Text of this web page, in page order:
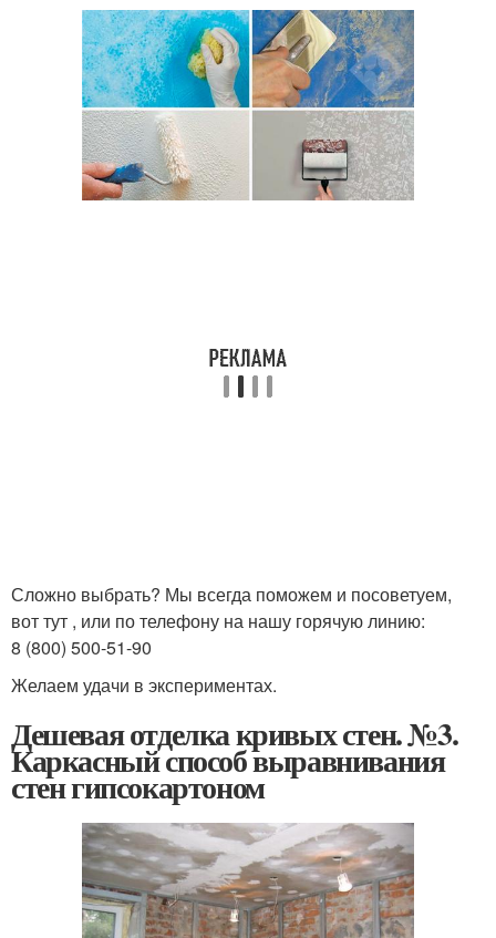
Сложно выбрать? Мы всегда поможем и посоветуем,
вот тут , или по телефону на нашу горячую линию:
8 (800) 500-51-90
Желаем удачи в экспериментах.
Дешевая отделка кривых стен. №3.
Каркасный способ выравнивания
стен гипсокартоном